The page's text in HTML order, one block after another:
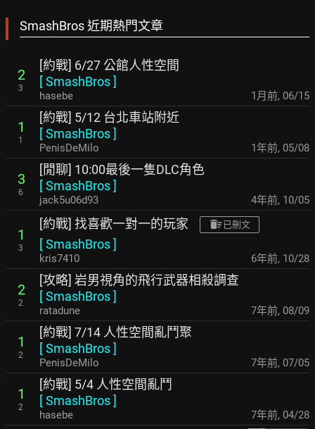
SmashBros 近期熱門文章
2
3
[約戰] 6/27 公館人性空間
[SmashBros]
hasebe 1月前, 06/15
1
1
[約戰] 5/12 台北車站附近
[SmashBros]
PenisDeMilo 1年前, 05/08
3
6
[閒聊] 10:00最後一隻DLC角色
[SmashBros]
jack5u06d93 4年前, 10/05
1
3
[約戰] 找喜歡一對一的玩家 已刪文
[SmashBros]
kris7410 6年前, 10/28
2
2
[攻略] 岩男視角的飛行武器相殺調查
[SmashBros]
ratadune 7年前, 08/09
1
2
[約戰] 7/14 人性空間亂鬥聚
[SmashBros]
PenisDeMilo 7年前, 07/05
1
2
[約戰] 5/4 人性空間亂鬥
[SmashBros]
hasebe 7年前, 04/28